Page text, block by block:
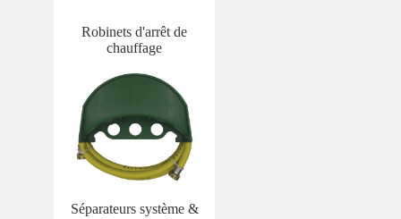
Robinets d'arrêt de
chauffage
Séparateurs système &